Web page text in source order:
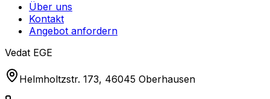
Über uns
Kontakt
Angebot anfordern
Vedat EGE
Helmholtzstr. 173, 46045 Oberhausen